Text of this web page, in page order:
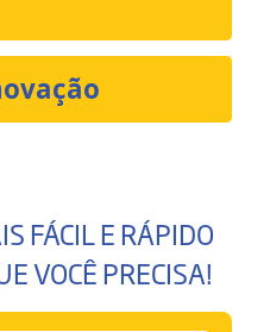
FÁCIL E RÁPIDO
VOCÊ PRECISA!